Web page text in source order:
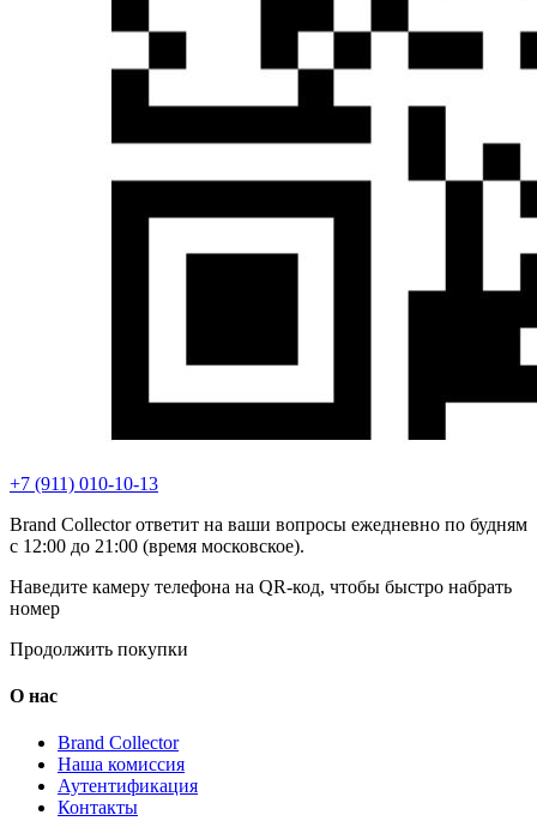
+7 (911) 010-10-13
Brand Collector ответит на ваши вопросы ежедневно по будням
с 12:00 до 21:00 (время московское).
Наведите камеру телефона на QR-код, чтобы быстро набрать
номер
Продолжить покупки
О нас
Brand Collector
Наша комиссия
Аутентификация
Контакты